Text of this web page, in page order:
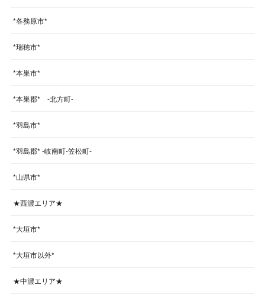
*各務原市*
*瑞穂市*
*本巣市*
*本巣郡* -北方町-
*羽島市*
*羽島郡* -岐南町-笠松町-
*山県市*
★西濃エリア★
*大垣市*
*大垣市以外*
★中濃エリア★